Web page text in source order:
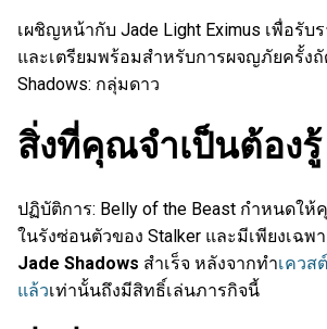
เผชิญหน้ากับ Jade Light Eximus เพื่อรับ
และเตรียมพร้อมสำหรับการผจญภัยครั้งถั
Shadows: กลุ่มดาว
สิ่งที่คุณจำเป็นต้องรู้
ปฏิบัติการ: Belly of the Beast กำหนดให้
ในรังซ่อนตัวของ Stalker และมีเพียงเฉพ
Jade Shadows สำเร็จ หลังจากทำเควส
แล้วเท่านั้นถึงมีสิทธิ์เล่นภารกิจนี้